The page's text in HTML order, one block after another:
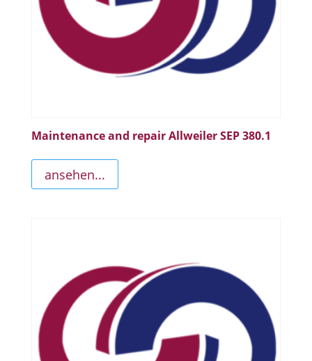
Maintenance and repair Allweiler SEP 380.1
ansehen...